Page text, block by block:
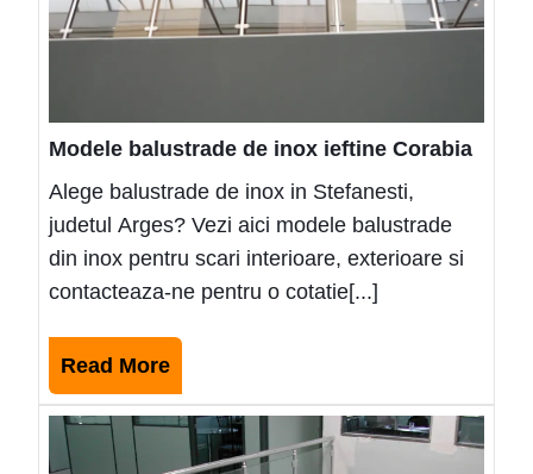
Modele balustrade de inox ieftine Corabia
Alege balustrade de inox in Stefanesti,
judetul Arges? Vezi aici modele balustrade
din inox pentru scari interioare, exterioare si
contacteaza-ne pentru o cotatie[...]
Read MoreRead
More